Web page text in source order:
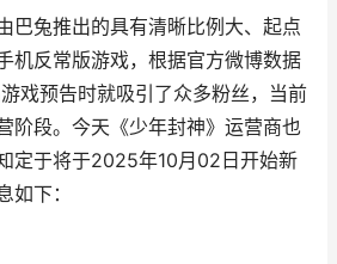
巴兔推出的具有清晰比例大、起点
机反常版游戏，根据官方微博数据
戏预告时就吸引了众多粉丝，当前
阶段。今天《少年封神》运营商也
定于将于2025年10月02日开始新
如下：